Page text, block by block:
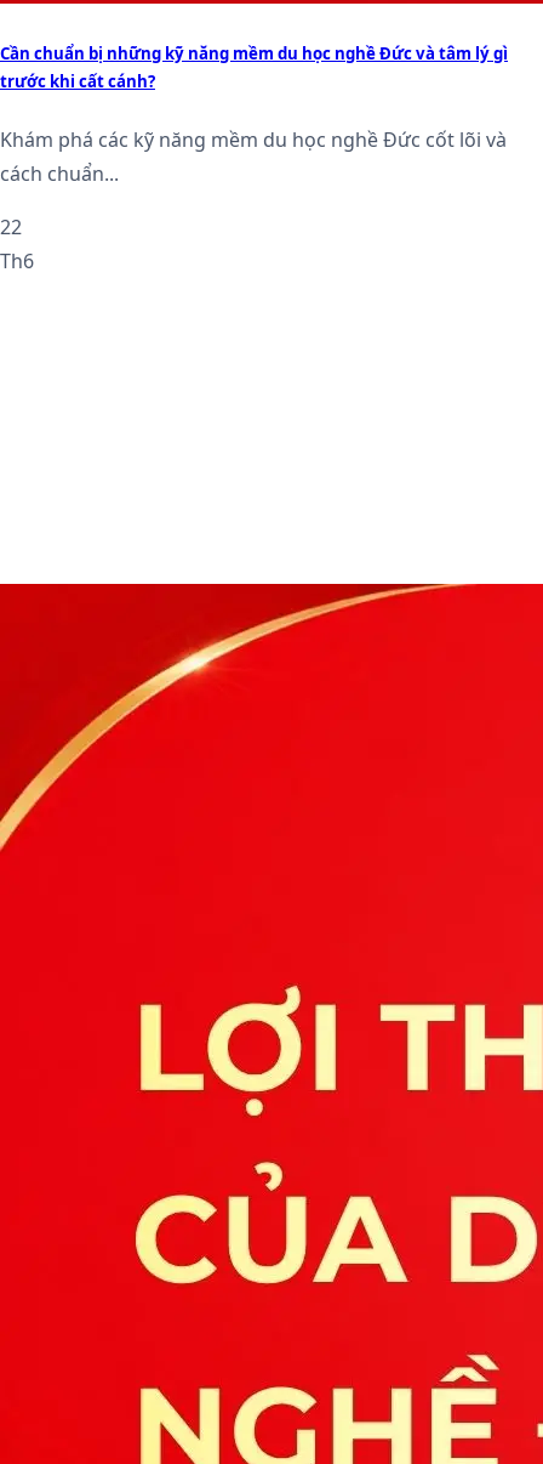
Cần chuẩn bị những kỹ năng mềm du học nghề Đức và tâm lý gì
trước khi cất cánh?
Khám phá các kỹ năng mềm du học nghề Đức cốt lõi và
cách chuẩn...
22
Th6